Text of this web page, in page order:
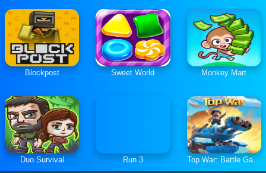
Blockpost Sweet World Monkey Mart
Duo Survival Run 3 Top War: Battle Game